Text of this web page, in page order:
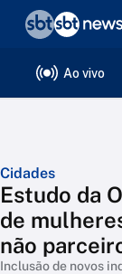
Ao vivo
Cidades
Estudo da
de
não
Inclusão de novos
❮voltar